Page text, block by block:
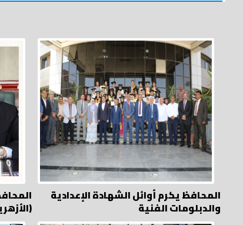
المحافظ يكرم أوائل الشهادة الإعدادية
والدبلومات الفنية الأزهرية (أدبي – دمج)